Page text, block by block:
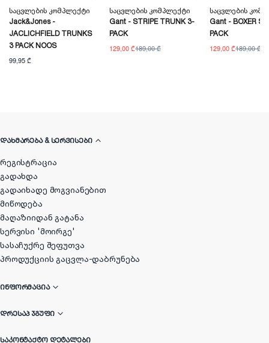
Საცვლების Კომპლექტი
Jack&Jones -
JACLICHFIELD TRUNKS
3 PACK NOOS
99,95 ₾
Საცვლების Კომპლექტი
Gant - STRIPE TRUNK 3-
PACK
129,00 ₾189,00 ₾
Საცვლების
Gant - BOXER
PACK
129,00 ₾189,00 ₾
ᲓᲐᲮᲛᲐᲠᲔᲑᲐ & ᲡᲔᲠᲕᲘᲡᲔᲑᲘ
რეგისტრაცია
გადახდა
გადაიხადე მოგვიანებით
მიწოდება
მაღაზიიდან გატანა
სერვისი 'მოირგე'
სასაჩუქრე შეფუთვა
პროდუქციის გაცვლა-დაბრუნება
ᲘᲜᲤᲝᲠᲛᲐᲪᲘᲐ
ᲓᲠᲔᲡᲐᲞ ᲯᲒᲣᲤᲘ
ᲡᲐᲙᲝᲜᲢᲐᲥᲢᲝ ᲓᲔᲢᲐᲚᲔᲑᲘ